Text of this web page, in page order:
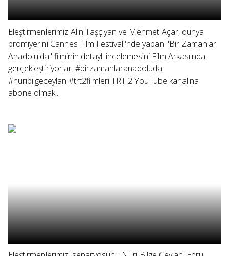
Eleştirmenlerimiz Alin Taşçıyan ve Mehmet Açar, dünya
prömiyerini Cannes Film Festivali'nde yapan "Bir Zamanlar
Anadolu'da" filminin detaylı incelemesini Film Arkası'nda
gerçekleştiriyorlar. #birzamanlaranadoluda
#nuribilgeceylan #trt2filmleri TRT 2 YouTube kanalına
abone olmak...